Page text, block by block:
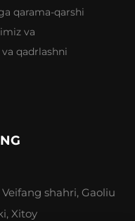
qarama-qarshi
va
qadrlashni
shahri, Gaoliu
Xitoy